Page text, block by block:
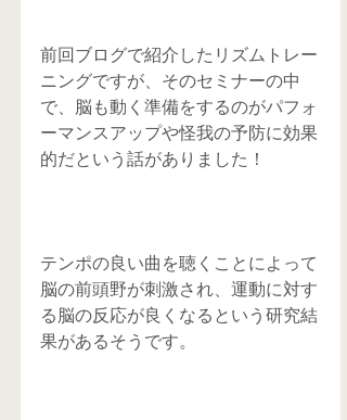
前回ブログで紹介したリズムトレー
ニングですが、そのセミナーの中
で、脳も動く準備をするのがパフォ
ーマンスアップや怪我の予防に効果
的だという話がありました！
テンポの良い曲を聴くことによって
脳の前頭野が刺激され、運動に対す
る脳の反応が良くなるという研究結
果があるそうです。